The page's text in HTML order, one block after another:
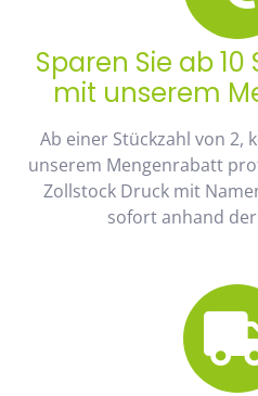
Sparen Sie ab
mit unserem
Ab einer Stückzahl von 2,
unserem Mengenrabatt
Zollstock Druck mit
sofort anhand